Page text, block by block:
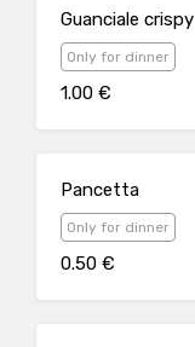
Guanciale crispy
Only for dinner
1.00 €
Pancetta
Only for dinner
0.50 €